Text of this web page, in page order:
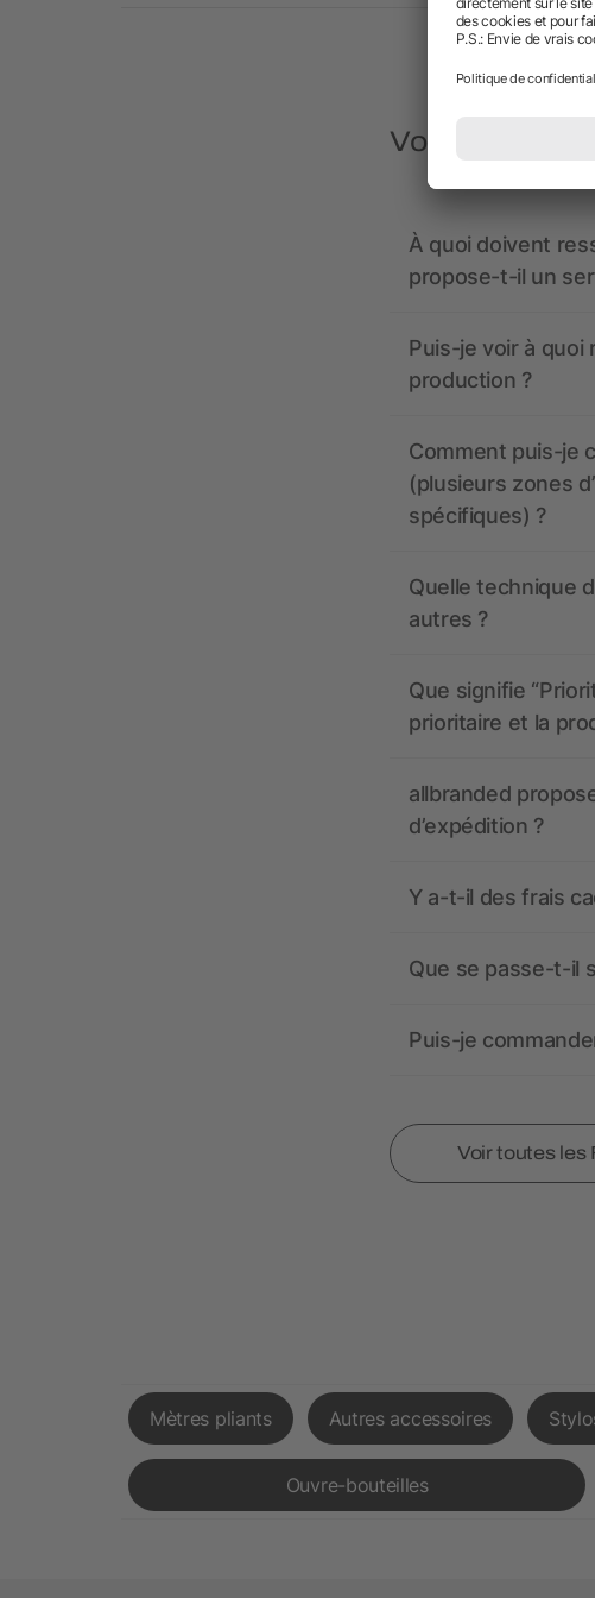
Vous avez
À quoi doivent
propose-t-il un
Puis-je voir à
production ?
Comment puis-je
(plusieurs zones
spécifiques) ?
Quelle technique
autres ?
Que signifie
prioritaire et la
allbranded
d’expédition ?
Y a-t-il des frais
Que se passe-t-il
Puis-je
Voir toutes les
Mètres pliants Autres accessoires
Ouvre-bouteilles